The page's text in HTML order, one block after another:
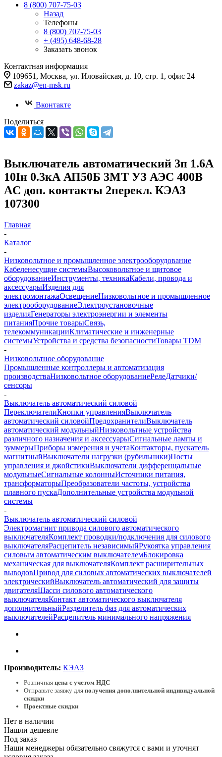
8 (800) 707-75-03
Назад
Телефоны
8 (800) 707-75-03
+ (495) 648-68-28
Заказать звонок
Контактная информация
109651, Москва, ул. Иловайская, д. 10, стр. 1, офис 24
zakaz@en-msk.ru
Вконтакте
Поделиться
Выключатель автоматический 3п 1.6А
10Iн 0.3кА АП50Б 3МТ У3 АЭС 400В
AC доп. контакты 2перекл. КЭАЗ
107300
Главная
-
Каталог
-
Низковольтное и промышленное электрооборудование
Кабеленесущие системыВысоковольтное и щитовое
оборудованиеИнструменты, техникаКабели, провода и
аксессуарыИзделия для
электромонтажаОсвещениеНизковольтное и промышленное
электрооборудованиеЭлектроустановочные
изделияГенераторы электроэнергии и элементы
питанияПрочие товарыСвязь,
телекоммуникацииКлиматические и инженерные
системыУстройства и средства безопасностиТовары TDM
-
Низковольтное оборудование
Промышленные контроллеры и автоматизация
производстваНизковольтное оборудованиеРелеДатчики/
сенсоры
-
Выключатель автоматический силовой
ПереключателиКнопки управленияВыключатель
автоматический силовойПредохранителиВыключатель
автоматический модульныйНизковольтные устройства
различного назначения и аксессуарыСигнальные лампы и
зуммерыПриборы измерения и учетаКонтакторы, пускатель
магнитныйВыключатели нагрузки (рубильники)Посты
управления и джойстикиВыключатели дифференцальные
модульныеСигнальные колонныИсточники питания,
трансформаторыПреобразователи частоты, устройства
плавного пускаДополнительные устройства модульной
системы
-
Выключатель автоматический силовой
Электромагнит привода силового автоматического
выключателяКомплект проводки/подключения для силового
выключателяРасцепитель независимыйРукоятка управления
силовым автоматическим выключателемБлокировка
механическая для выключателяКомплект расширительных
выводовПривод для силовых автоматических выключателей
электрическийВыключатель автоматический для защиты
двигателяШасси силового автоматического
выключателяКонтакт автоматического выключателя
дополнительныйРазделитель фаз для автоматических
выключателейРасцепитель минимального напряжения
Производитель: КЭАЗ
Розничная цена с учетом НДС
Отправьте заявку для получения дополнительной индивидуальной
скидки
Проектные скидки
Нет в наличии
Нашли дешевле
Под заказ
Наши менеджеры обязательно свяжутся с вами и уточнят